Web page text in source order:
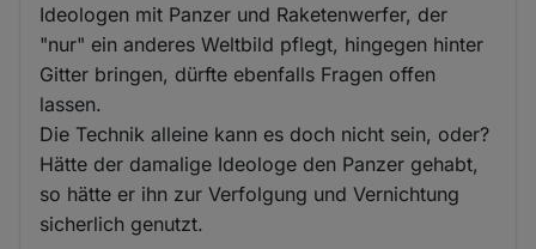
Ideologen mit Panzer und Raketenwerfer, der
"nur" ein anderes Weltbild pflegt, hingegen hinter
Gitter bringen, dürfte ebenfalls Fragen offen
lassen.
Die Technik alleine kann es doch nicht sein, oder?
Hätte der damalige Ideologe den Panzer gehabt,
so hätte er ihn zur Verfolgung und Vernichtung
sicherlich genutzt.